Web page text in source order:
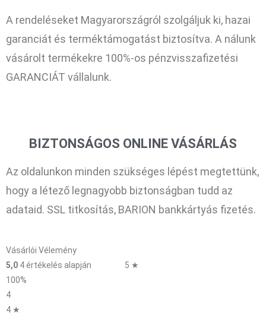
A rendeléseket Magyarországról szolgáljuk ki, hazai
garanciát és terméktámogatást biztosítva. A nálunk
vásárolt termékekre 100%-os pénzvisszafizetési
GARANCIÁT vállalunk.
BIZTONSÁGOS ONLINE VÁSÁRLÁS
Az oldalunkon minden szükséges lépést megtettünk,
hogy a létező legnagyobb biztonságban tudd az
adataid. SSL titkosítás, BARION bankkártyás fizetés.
Vásárlói Vélemény
5,0 4 értékelés alapján
5 ★
100%
4
4 ★